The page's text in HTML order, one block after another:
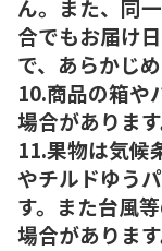
ん。また、同
合でもお届け
で、あらかじ
10.商品の箱や
場合があります
11.果物は気候
やチルドゆう
す。また台風
場合があります